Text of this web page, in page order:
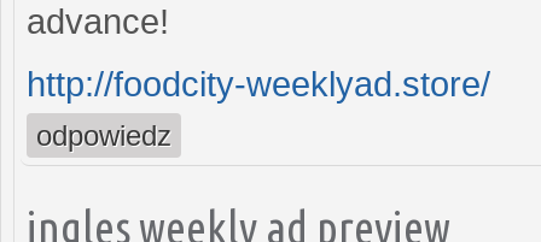
advance!
http://foodcity-weeklyad.store/
odpowiedz
ingles weekly ad preview